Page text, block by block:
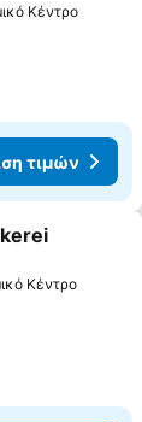
Κέντρο
τιμών
Κέντρο